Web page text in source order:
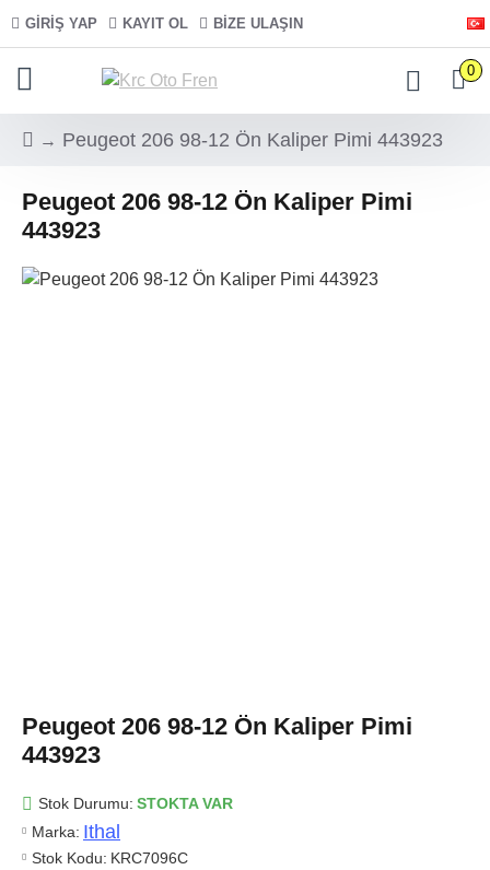
GIRIŞ YAP KAYIT OL BIZE ULAŞIN
0
Peugeot 206 98-12 Ön Kaliper Pimi 443923
Peugeot 206 98-12 Ön Kaliper Pimi
443923
Peugeot 206 98-12 Ön Kaliper Pimi
443923
Stok Durumu: STOKTA VAR
Marka: Ithal
Stok Kodu: KRC7096C